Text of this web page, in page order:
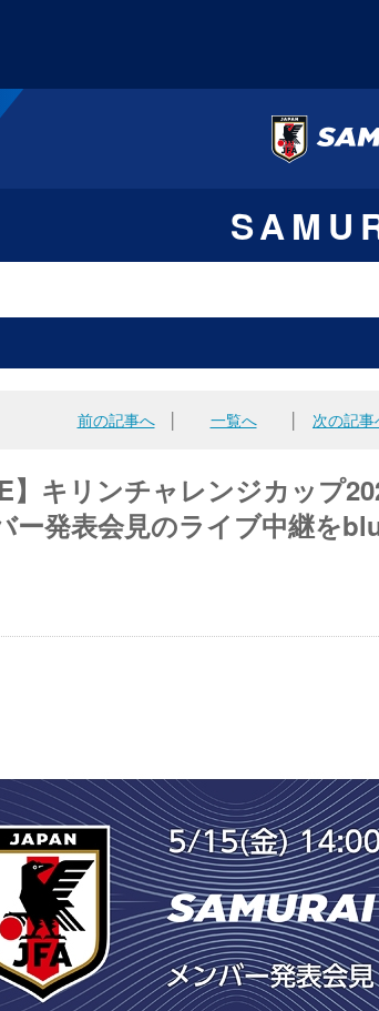
前の記事へ│ 一覧へ 次の記事
】キリンチャレンジカップ
ー発表会見のライブ中継を